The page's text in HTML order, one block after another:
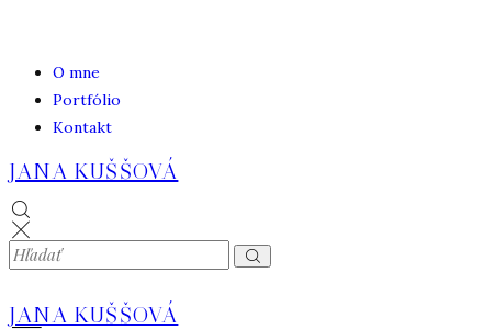
O mne
Portfólio
Kontakt
JANA KUŠŠOVÁ
JANA KUŠŠOVÁ